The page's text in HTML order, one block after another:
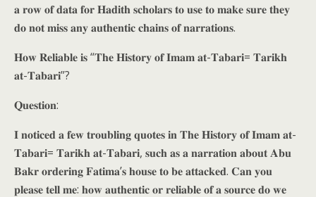
𝐚 𝐫𝐨𝐰 𝐨𝐟 𝐝𝐚𝐭𝐚 𝐟𝐨𝐫 𝐇𝐚𝐝𝐢𝐭𝐡 𝐬𝐜𝐡𝐨𝐥𝐚𝐫𝐬 𝐭𝐨 𝐮𝐬𝐞 𝐭𝐨 𝐦𝐚𝐤𝐞 𝐬𝐮𝐫𝐞 𝐭𝐡𝐞𝐲
𝐝𝐨 𝐧𝐨𝐭 𝐦𝐢𝐬𝐬 𝐚𝐧𝐲 𝐚𝐮𝐭𝐡𝐞𝐧𝐭𝐢𝐜 𝐜𝐡𝐚𝐢𝐧𝐬 𝐨𝐟 𝐧𝐚𝐫𝐫𝐚𝐭𝐢𝐨𝐧𝐬.
𝐇𝐨𝐰 𝐑𝐞𝐥𝐢𝐚𝐛𝐥𝐞 𝐢𝐬 “𝐓𝐡𝐞 𝐇𝐢𝐬𝐭𝐨𝐫𝐲 𝐨𝐟 𝐈𝐦𝐚𝐦 𝐚𝐭-𝐓𝐚𝐛𝐚𝐫𝐢= 𝐓𝐚𝐫𝐢𝐤𝐡
𝐚𝐭-𝐓𝐚𝐛𝐚𝐫𝐢”?
𝐐𝐮𝐞𝐬𝐭𝐢𝐨𝐧:
𝐈 𝐧𝐨𝐭𝐢𝐜𝐞𝐝 𝐚 𝐟𝐞𝐰 𝐭𝐫𝐨𝐮𝐛𝐥𝐢𝐧𝐠 𝐪𝐮𝐨𝐭𝐞𝐬 𝐢𝐧 𝐓𝐡𝐞 𝐇𝐢𝐬𝐭𝐨𝐫𝐲 𝐨𝐟 𝐈𝐦𝐚𝐦 𝐚𝐭-
𝐓𝐚𝐛𝐚𝐫𝐢= 𝐓𝐚𝐫𝐢𝐤𝐡 𝐚𝐭-𝐓𝐚𝐛𝐚𝐫𝐢, 𝐬𝐮𝐜𝐡 𝐚𝐬 𝐚 𝐧𝐚𝐫𝐫𝐚𝐭𝐢𝐨𝐧 𝐚𝐛𝐨𝐮𝐭 𝐀𝐛𝐮
𝐁𝐚𝐤𝐫 𝐨𝐫𝐝𝐞𝐫𝐢𝐧𝐠 𝐅𝐚𝐭𝐢𝐦𝐚’𝐬 𝐡𝐨𝐮𝐬𝐞 𝐭𝐨 𝐛𝐞 𝐚𝐭𝐭𝐚𝐜𝐤𝐞𝐝. 𝐂𝐚𝐧 𝐲𝐨𝐮
𝐩𝐥𝐞𝐚𝐬𝐞 𝐭𝐞𝐥𝐥 𝐦𝐞: 𝐡𝐨𝐰 𝐚𝐮𝐭𝐡𝐞𝐧𝐭𝐢𝐜 𝐨𝐫 𝐫𝐞𝐥𝐢𝐚𝐛𝐥𝐞 𝐨𝐟 𝐚 𝐬𝐨𝐮𝐫𝐜𝐞 𝐝𝐨 𝐰𝐞